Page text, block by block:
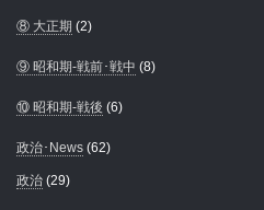
⑧ 大正期 (2)
⑨ 昭和期-戦前･戦中 (8)
⑩ 昭和期-戦後 (6)
政治･News (62)
政治 (29)